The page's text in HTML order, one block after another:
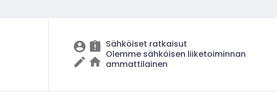
Sähköiset ratkaisut
Olemme sähköisen liiketoiminnan
ammattilainen